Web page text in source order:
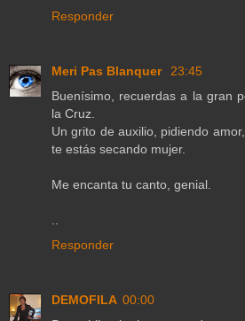
Responder
Meri Pas Blanquer 23:45
Buenísimo, recuerdas a la gran
la Cruz.
Un grito de auxilio, pidiendo
te estás secando mujer.
Me encanta tu canto, genial.
..
Responder
DEMOFILA 00:00